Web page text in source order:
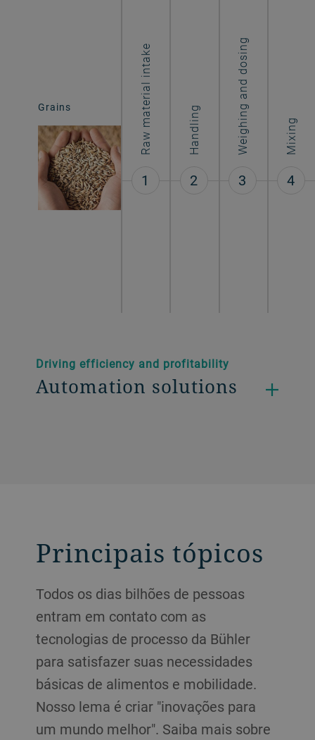
Grains Raw material intake
1
Handling
2
Weighing and dosing
3
Mixing
4
Aqua feed
Driving efficiency and profitability
Automation solutions
Principais tópicos
Todos os dias bilhões de pessoas
entram em contato com as
tecnologias de processo da Bühler
para satisfazer suas necessidades
básicas de alimentos e mobilidade.
Nosso lema é criar "inovações para
um mundo melhor". Saiba mais sobre